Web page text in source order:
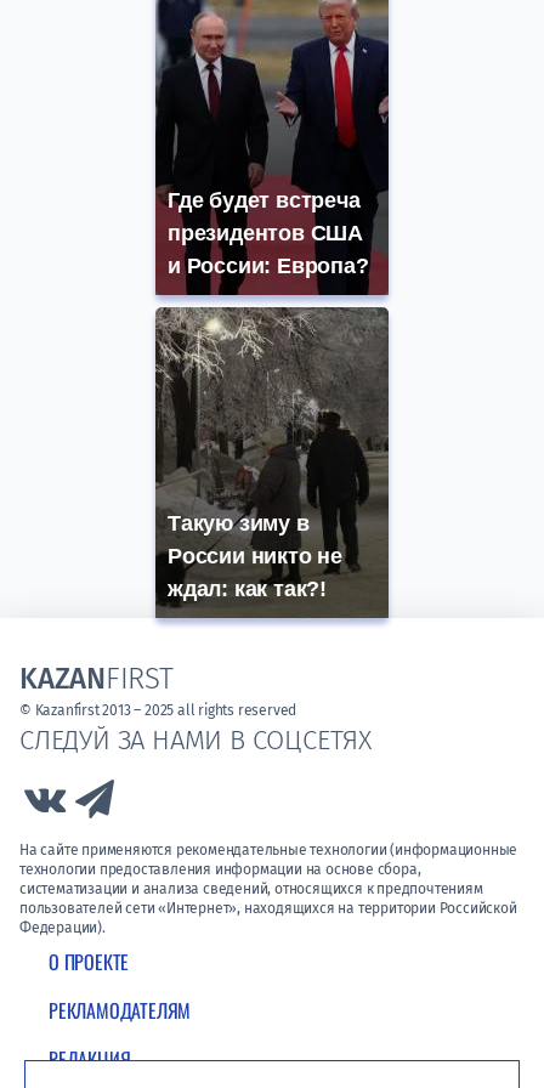
Где будет встреча
президентов США
и России: Европа?
Такую зиму в
России никто не
ждал: как так?!
О ПРОЕКТЕ
РЕКЛАМОДАТЕЛЯМ
РЕДАКЦИЯ
СЛЕДУЙ ЗА НАМИ В СОЦСЕТЯХ
Link to Vk
На сайте применяются рекомендательные технологии (информационные
технологии предоставления информации на основе сбора,
систематизации и анализа сведений, относящихся к предпочтениям
пользователей сети «Интернет», находящихся на территории Российской
Федерации).
KAZANFIRST
© Kazanfirst 2013 – 2025 all rights reserved